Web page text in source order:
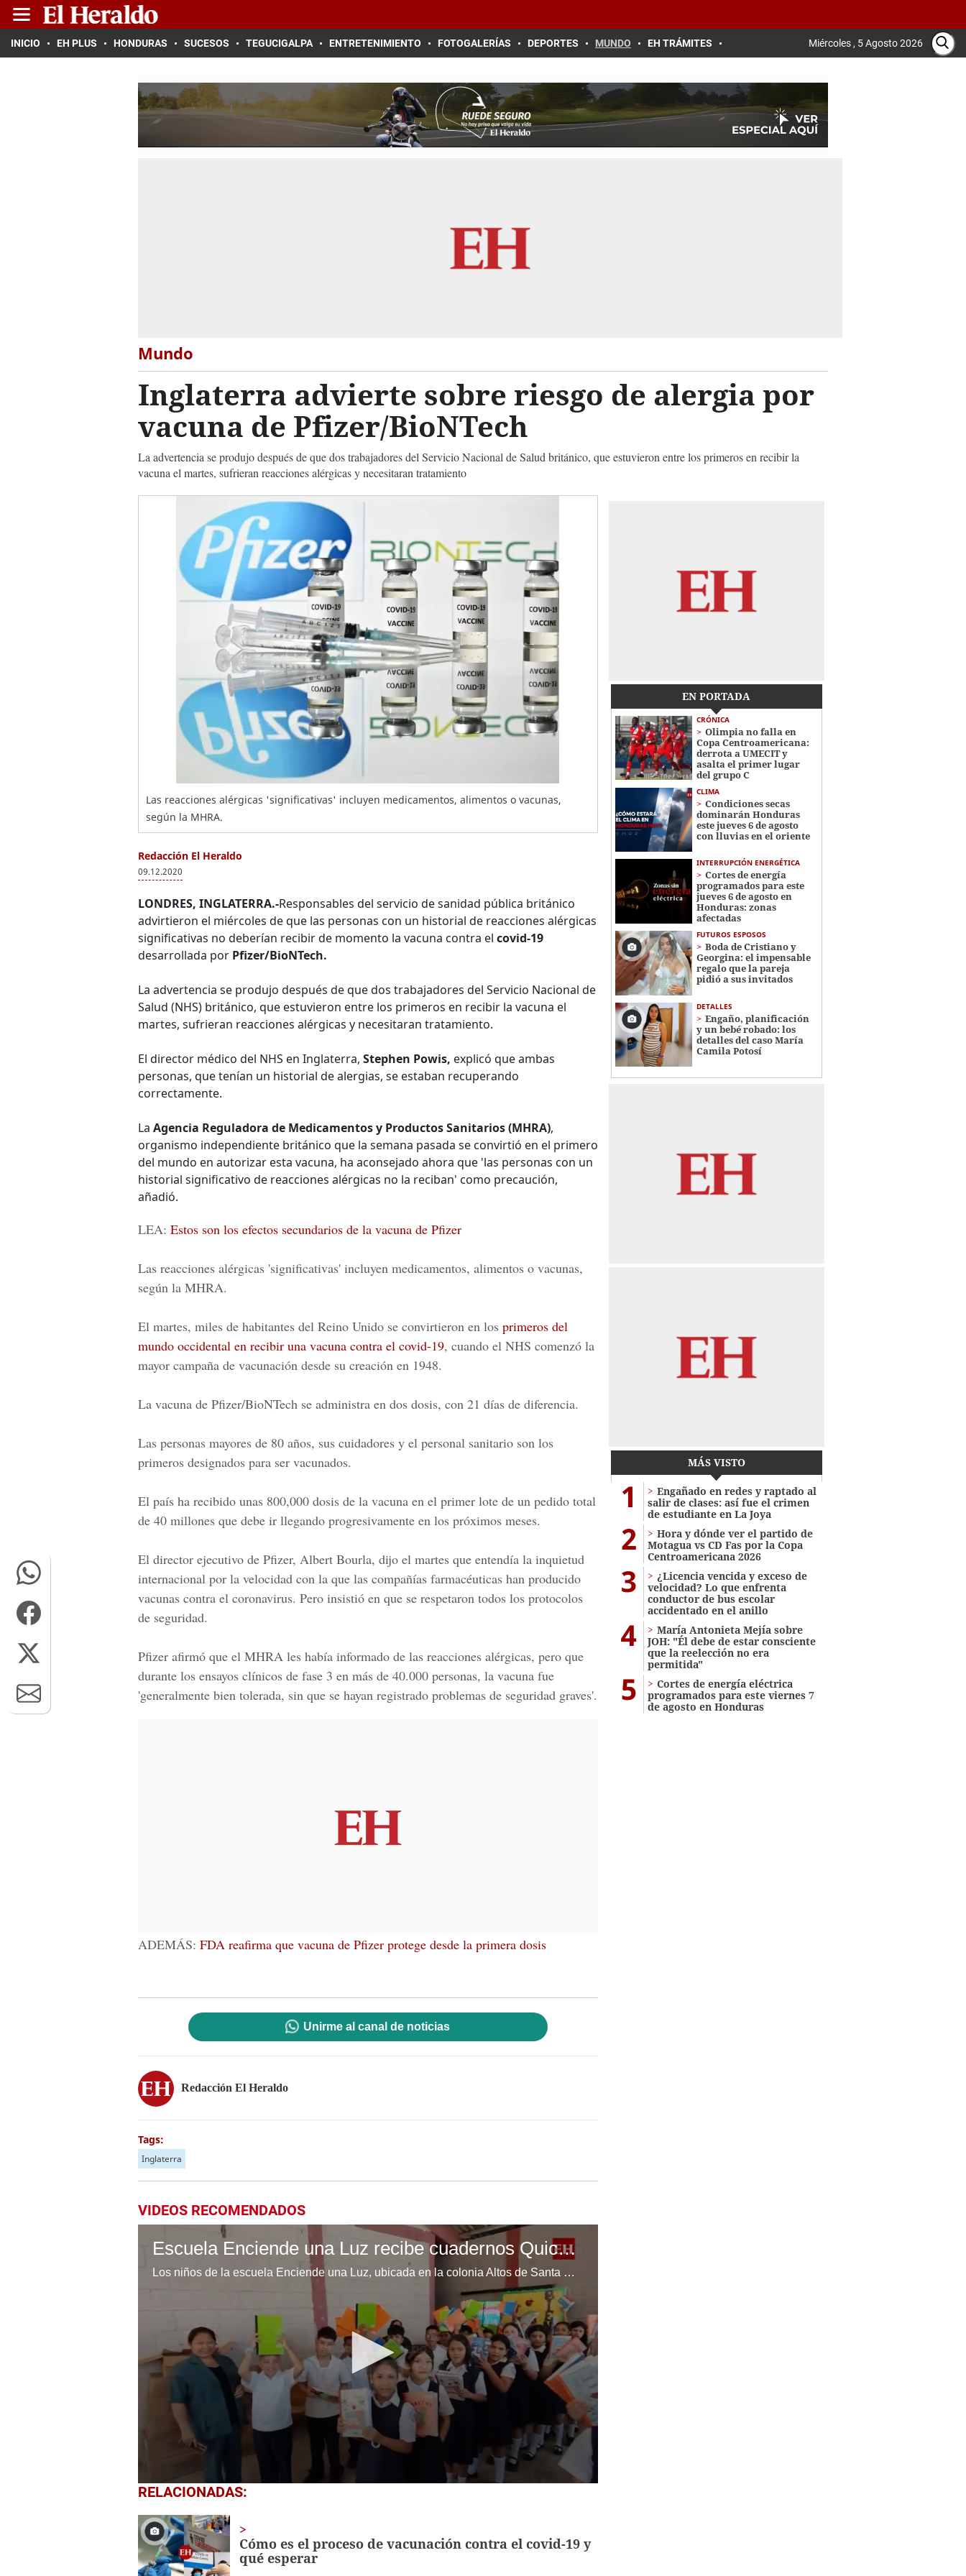
INICIO EH PLUS HONDURAS SUCESOS TEGUCIGALPA ENTRETENIMIENTO FOTOGALERÍAS DEPORTES MUNDO EH TRÁMITES Miércoles , 5 Agosto 2026
Mundo
Inglaterra advierte sobre riesgo de alergia por
vacuna de Pfizer/BioNTech
La advertencia se produjo después de que dos trabajadores del Servicio Nacional de Salud británico, que estuvieron entre los primeros en recibir la
vacuna el martes, sufrieran reacciones alérgicas y necesitaran tratamiento
Las reacciones alérgicas 'significativas' incluyen medicamentos, alimentos o vacunas,
según la MHRA.
Redacción El Heraldo
09.12.2020
LONDRES, INGLATERRA.-Responsables del servicio de sanidad pública británico
advirtieron el miércoles de que las personas con un historial de reacciones alérgicas
significativas no deberían recibir de momento la vacuna contra el covid-19
desarrollada por Pfizer/BioNTech.
La advertencia se produjo después de que dos trabajadores del Servicio Nacional de
Salud (NHS) británico, que estuvieron entre los primeros en recibir la vacuna el
martes, sufrieran reacciones alérgicas y necesitaran tratamiento.
El director médico del NHS en Inglaterra, Stephen Powis, explicó que ambas
personas, que tenían un historial de alergias, se estaban recuperando
correctamente.
La Agencia Reguladora de Medicamentos y Productos Sanitarios (MHRA),
organismo independiente británico que la semana pasada se convirtió en el primero
del mundo en autorizar esta vacuna, ha aconsejado ahora que 'las personas con un
historial significativo de reacciones alérgicas no la reciban' como precaución,
añadió.
LEA: Estos son los efectos secundarios de la vacuna de Pfizer
Las reacciones alérgicas 'significativas' incluyen medicamentos, alimentos o vacunas,
según la MHRA.
El martes, miles de habitantes del Reino Unido se convirtieron en los primeros del
mundo occidental en recibir una vacuna contra el covid-19, cuando el NHS comenzó la
mayor campaña de vacunación desde su creación en 1948.
La vacuna de Pfizer/BioNTech se administra en dos dosis, con 21 días de diferencia.
Las personas mayores de 80 años, sus cuidadores y el personal sanitario son los
primeros designados para ser vacunados.
El país ha recibido unas 800,000 dosis de la vacuna en el primer lote de un pedido total
de 40 millones que debe ir llegando progresivamente en los próximos meses.
El director ejecutivo de Pfizer, Albert Bourla, dijo el martes que entendía la inquietud
internacional por la velocidad con la que las compañías farmacéuticas han producido
vacunas contra el coronavirus. Pero insistió en que se respetaron todos los protocolos
de seguridad.
Pfizer afirmó que el MHRA les había informado de las reacciones alérgicas, pero que
durante los ensayos clínicos de fase 3 en más de 40.000 personas, la vacuna fue
'generalmente bien tolerada, sin que se hayan registrado problemas de seguridad graves'.
ADEMÁS: FDA reafirma que vacuna de Pfizer protege desde la primera dosis
Unirme al canal de noticias
Redacción El Heraldo
Tags:
Inglaterra
VIDEOS RECOMENDADOS
Escuela Enciende una Luz recibe cuadernos Quick, gracias a la Maratón del Saber
Los niños de la escuela Enciende una Luz, ubicada en la colonia Altos de Santa Rosa, al sur de Tegucigalpa, recibieron cuadernos Quick como parte de la Campaña Maratón del Saber.
0
seconds
1
minute,
56
secondsVolume
0%
RELACIONADAS:
Cómo es el proceso de vacunación contra el covid-19 y
qué esperar
EN PORTADA
CRÓNICA
Olimpia no falla en
Copa Centroamericana:
derrota a UMECIT y
asalta el primer lugar
del grupo C
CLIMA
Condiciones secas
dominarán Honduras
este jueves 6 de agosto
con lluvias en el oriente
INTERRUPCIÓN ENERGÉTICA
Cortes de energía
programados para este
jueves 6 de agosto en
Honduras: zonas
afectadas
FUTUROS ESPOSOS
Boda de Cristiano y
Georgina: el impensable
regalo que la pareja
pidió a sus invitados
DETALLES
Engaño, planificación
y un bebé robado: los
detalles del caso María
Camila Potosí
MÁS VISTO
1
Engañado en redes y raptado al
salir de clases: así fue el crimen
de estudiante en La Joya
2
Hora y dónde ver el partido de
Motagua vs CD Fas por la Copa
Centroamericana 2026
3
¿Licencia vencida y exceso de
velocidad? Lo que enfrenta
conductor de bus escolar
accidentado en el anillo
4
María Antonieta Mejía sobre
JOH: "Él debe de estar consciente
que la reelección no era
permitida"
5
Cortes de energía eléctrica
programados para este viernes 7
de agosto en Honduras